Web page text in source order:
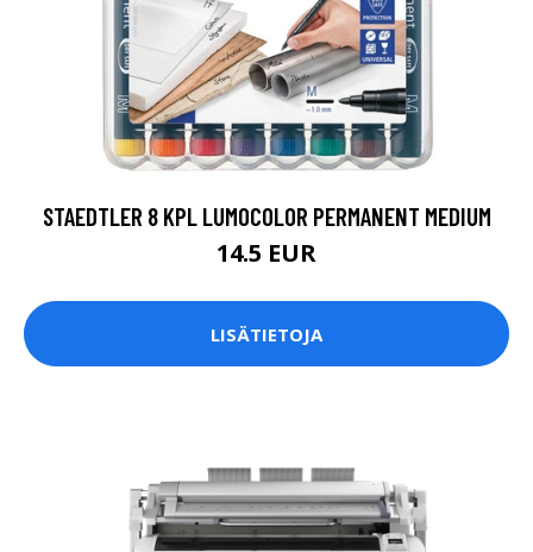
STAEDTLER 8 KPL LUMOCOLOR PERMANENT MEDIUM
14.5 EUR
LISÄTIETOJA